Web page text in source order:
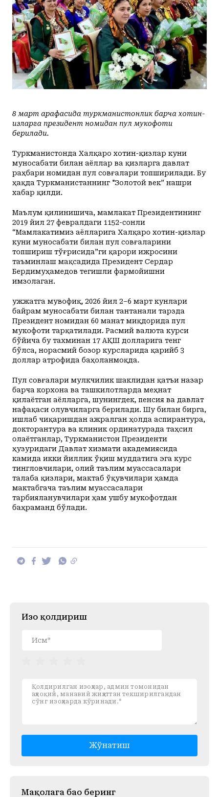
Маданият ва маърифат
КУТУБХОНА
Адабиёт
Илмий ишлар
Мақолалар
БОШҚАЛАР
Суратлар сўзлаганда...
Колумнистлар
Ўзбекистон журналистлари
Toshkent Shahar
+30 c
Hozir
+30C
21:00
+28C
22:00
+28 C
23:00
+25 C
O'z Ўз
Кириш
Juma, 07 +30 +20
Shanba, 08 +30 +20
Yakshanba, 09 +31 +20
Dushanba, 10 +32 +20
Seshanba, 11 +31 +20
Chorshanba, 12 +33 +20
Payshanba, 13 +31 +20
Juma, 14 null +20
8 март арафасида туркманистонлик барча хотин-
қизларга президент номидан пул мукофоти
берилади.
Туркманистонда Халқаро хотин-қизлар куни
муносабати билан аёллар ва қизларга давлат
раҳбари номидан пул совғалари топширилади. Бу
ҳақда Туркманистаннинг "Золотой век” нашри
хабар қилди.
Маълум қилинишича, мамлакат Президентининг
2019 йил 27 февралдаги 1152-сонли
“Мамлакатимиз аёлларига Халқаро хотин-қизлар
куни муносабати билан пул совғаларини
топшириш тўғрисида”ги қарори ижросини
таъминлаш мақсадида Президент Сердар
Бердимуҳамедов тегишли фармойишни
имзолаган.
Ҳужжатга мувофиқ, 2026 йил 2–6 март кунлари
байрам муносабати билан тантанали тарзда
Президент номидан 60 манат миқдорида пул
мукофоти тарқатилади. Расмий валюта курси
бўйича бу тахминан 17 АҚШ долларига тенг
бўлса, норасмий бозор курсларида қарийб 3
доллар атрофида баҳоланмоқда.
Пул совғалари мулкчилик шаклидан қатъи назар
барча корхона ва ташкилотларда меҳнат
қилаётган аёлларга, шунингдек, пенсия ва давлат
нафақаси олувчиларга берилади. Шу билан бирга,
ишлаб чиқаришдан ажралган ҳолда аспирантура,
докторантура ва клиник ординатурада таҳсил
олаётганлар, Туркманистон Президенти
ҳузуридаги Давлат хизмати академиясида
камида икки йиллик ўқиш муддатига эга курс
тингловчилари, олий таълим муассасалари
талаба қизлари, мактаб ўқувчилари ҳамда
мактабгача таълим муассасалари
тарбияланувчилари ҳам ушбу мукофотдан
баҳраманд бўлади.
Изоҳ қолдириш
Жўнатиш
Mақолага баҳо беринг